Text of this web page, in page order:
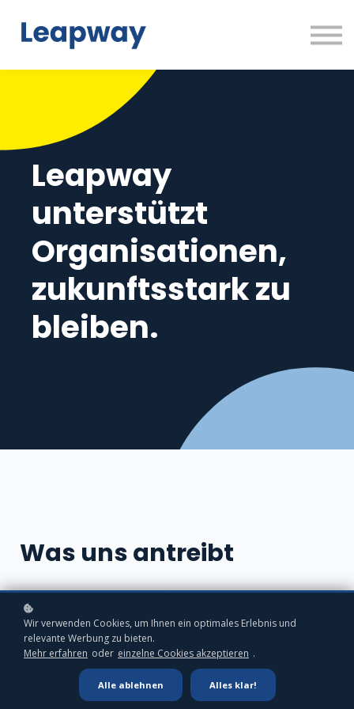
Zurück zu Leapway.de
Login
Kostenlos testen
Leapway
unterstützt
Organisationen,
zukunftsstark zu
bleiben.
Was uns antreibt
Gestaltungskraft in Zeiten des Wandels
Leapway wurde als Antwort auf die wachsenden
Herausforderungen gegründet, denen sich viele Unternehmen
gegenübersehen: Der akute Mangel an Fachkräften, die
rasante Geschwindigkeit technologischen Fortschritts und eine
Wir verwenden Cookies, um Ihnen ein optimales Erlebnis und
relevante Werbung zu bieten.
Mehr erfahren oder einzelne Cookies akzeptieren .
Alle ablehnen Alles klar!